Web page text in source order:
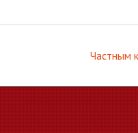
Частным